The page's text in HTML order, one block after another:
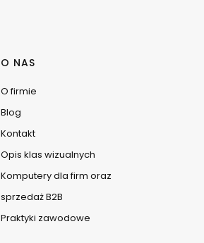
O NAS
O firmie
Blog
Kontakt
Opis klas wizualnych
Komputery dla firm oraz
sprzedaż B2B
Praktyki zawodowe